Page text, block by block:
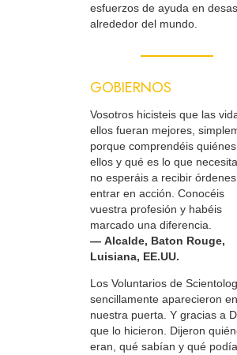
esfuerzos de ayuda en
alrededor del mundo.
GOBIERNOS
Vosotros hicisteis que las
ellos fueran mejores,
porque comprendéis
ellos y qué es lo que
no esperáis a recibir
entrar en acción. Conocéis
vuestra profesión y habéis
marcado una diferencia.
— Alcalde, Baton Rouge,
Luisiana, EE.UU.
Los Voluntarios de
sencillamente aparecieron en
nuestra puerta. Y gracias a
que lo hicieron. Dijeron
eran, qué sabían y qué